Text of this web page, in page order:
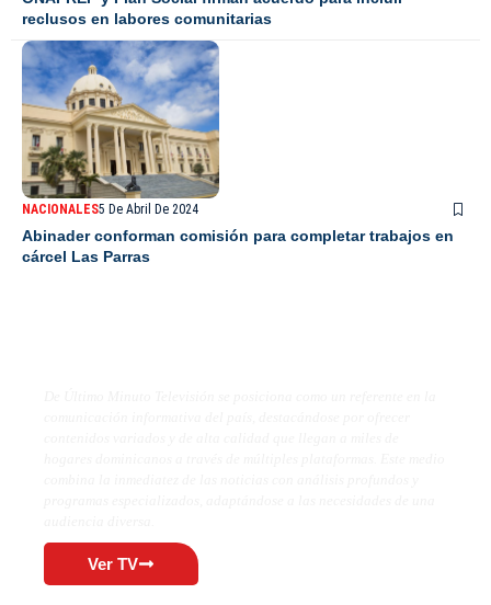
reclusos en labores comunitarias
NACIONALES5 De Abril De 2024
Abinader conforman comisión para completar trabajos en
cárcel Las Parras
Ver TV